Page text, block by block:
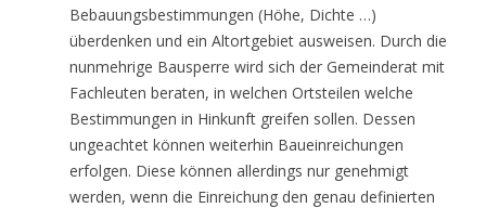
Bebauungsbestimmungen (Höhe, Dichte …)
überdenken und ein Altortgebiet ausweisen. Durch die
nunmehrige Bausperre wird sich der Gemeinderat mit
Fachleuten beraten, in welchen Ortsteilen welche
Bestimmungen in Hinkunft greifen sollen. Dessen
ungeachtet können weiterhin Baueinreichungen
erfolgen. Diese können allerdings nur genehmigt
werden, wenn die Einreichung den genau definierten